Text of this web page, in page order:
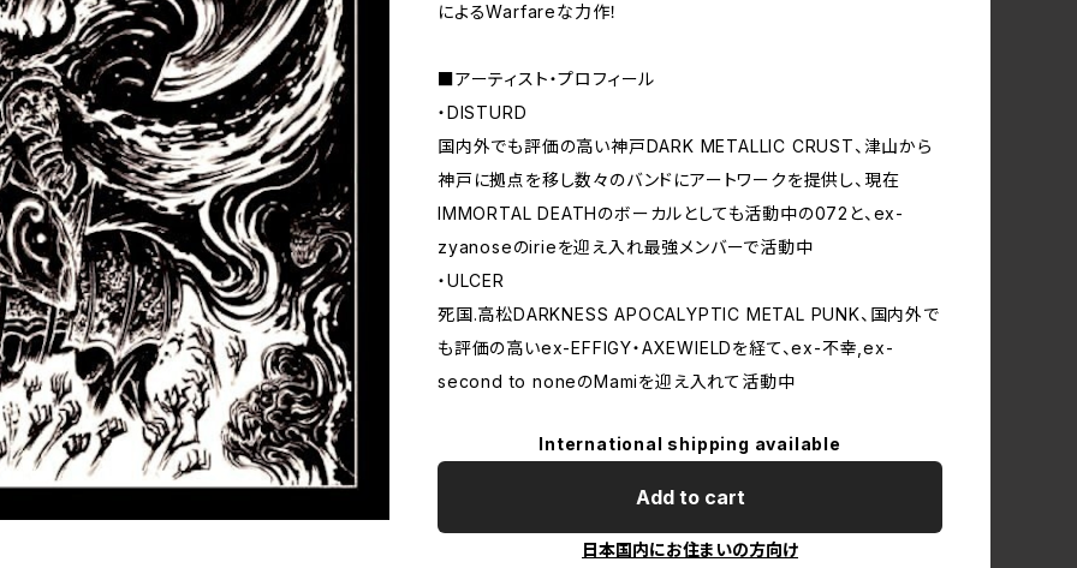
によるWarfareな力作！
■アーティスト・プロフィール
・DISTURD
国内外でも評価の高い神戸DARK METALLIC CRUST、津山から
神戸に拠点を移し数々のバンドにアートワークを提供し、現在
IMMORTAL DEATHのボーカルとしても活動中の072と、ex-
zyanoseのirieを迎え入れ最強メンバーで活動中
・ULCER
死国.高松DARKNESS APOCALYPTIC METAL PUNK、国内外で
も評価の高いex-EFFIGY・AXEWIELDを経て、ex-不幸,ex-
second to noneのMamiを迎え入れて活動中
International shipping available
Add to cart
日本国内にお住まいの方向け